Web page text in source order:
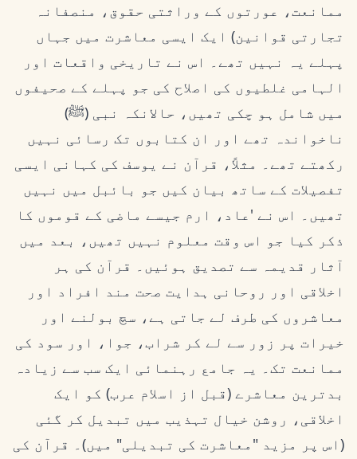
ممانعت، عورتوں کے وراثتی حقوق، منصفانہ
تجارتی قوانین) ایک ایسی معاشرت میں جہاں
پہلے یہ نہیں تھے۔ اس نے تاریخی واقعات اور
الہامی غلطیوں کی اصلاح کی جو پہلے کے صحیفوں
میں شامل ہو چکی تھیں، حالانکہ نبی (ﷺ)
ناخواندہ تھے اور ان کتابوں تک رسائی نہیں
رکھتے تھے۔ مثلاً، قرآن نے یوسف کی کہانی ایسی
تفصیلات کے ساتھ بیان کیں جو بائبل میں نہیں
تھیں۔ اس نے 'عاد، ارم جیسے ماضی کے قوموں کا
ذکر کیا جو اس وقت معلوم نہیں تھیں، بعد میں
آثار قدیمہ سے تصدیق ہوئیں۔ قرآن کی ہر
اخلاقی اور روحانی ہدایت صحت مند افراد اور
معاشروں کی طرف لے جاتی ہے، سچ بولنے اور
خیرات پر زور سے لے کر شراب، جوا، اور سود کی
ممانعت تک۔ یہ جامع رہنمائی ایک سب سے زیادہ
بدترین معاشرے (قبل از اسلام عرب) کو ایک
اخلاقی، روشن خیال تہذیب میں تبدیل کر گئی
(اس پر مزید "معاشرت کی تبدیلی" میں)۔ قرآن کی